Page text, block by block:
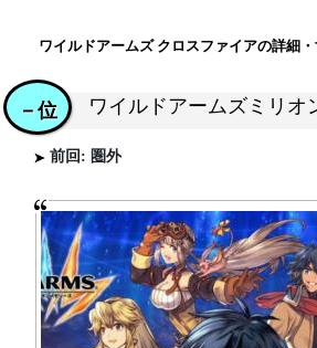
ワイルドアームズ クロスファイアの詳細
ワイルドアームズミリオ
－位
前回: 圏外